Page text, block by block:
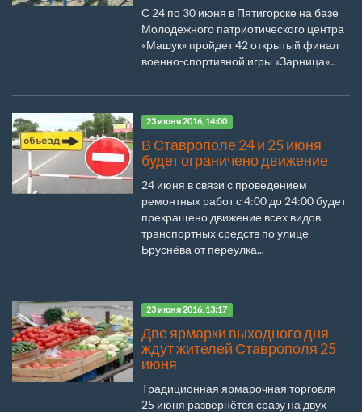
С 24 по 30 июня в Пятигорске на базе
Молодежного патриотического центра
«Машук» пройдет 42 открытый финал
военно-спортивной игры «Зарница»...
23 июня 2016, 14:00
В Ставрополе 24 и 25 июня
будет ограничено движение
24 июня в связи с проведением
ремонтных работ с 4:00 до 24:00 будет
прекращено движение всех видов
транспортных средств по улице
Бруснёва от переулка...
23 июня 2016, 13:17
Две ярмарки выходного дня
ждут жителей Ставрополя 25
июня
Традиционная ярмарочная торговля
25 июня развернётся сразу на двух